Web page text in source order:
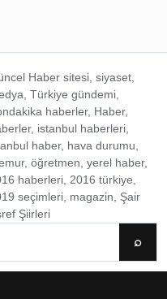
Haber sitesi, siyaset,
Türkiye gündemi,
haberler, Haber,
istanbul haberleri,
haber, hava durumu,
öğretmen, yerel haber,
haberleri, 2016 türkiye,
seçimleri, magazin, Şair
Şiirleri
⌕